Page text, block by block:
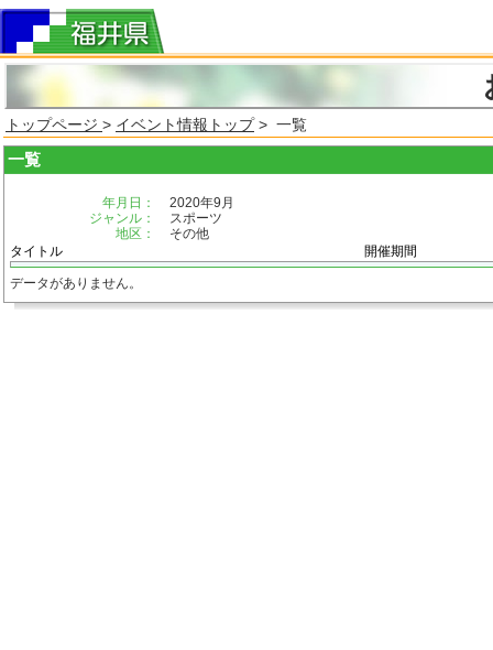
トップページ > イベント情報トップ> 一覧
一覧
年月日：
2020年9月
ジャンル：
スポーツ
地区：
その他
タイトル
開催期間
データがありません。